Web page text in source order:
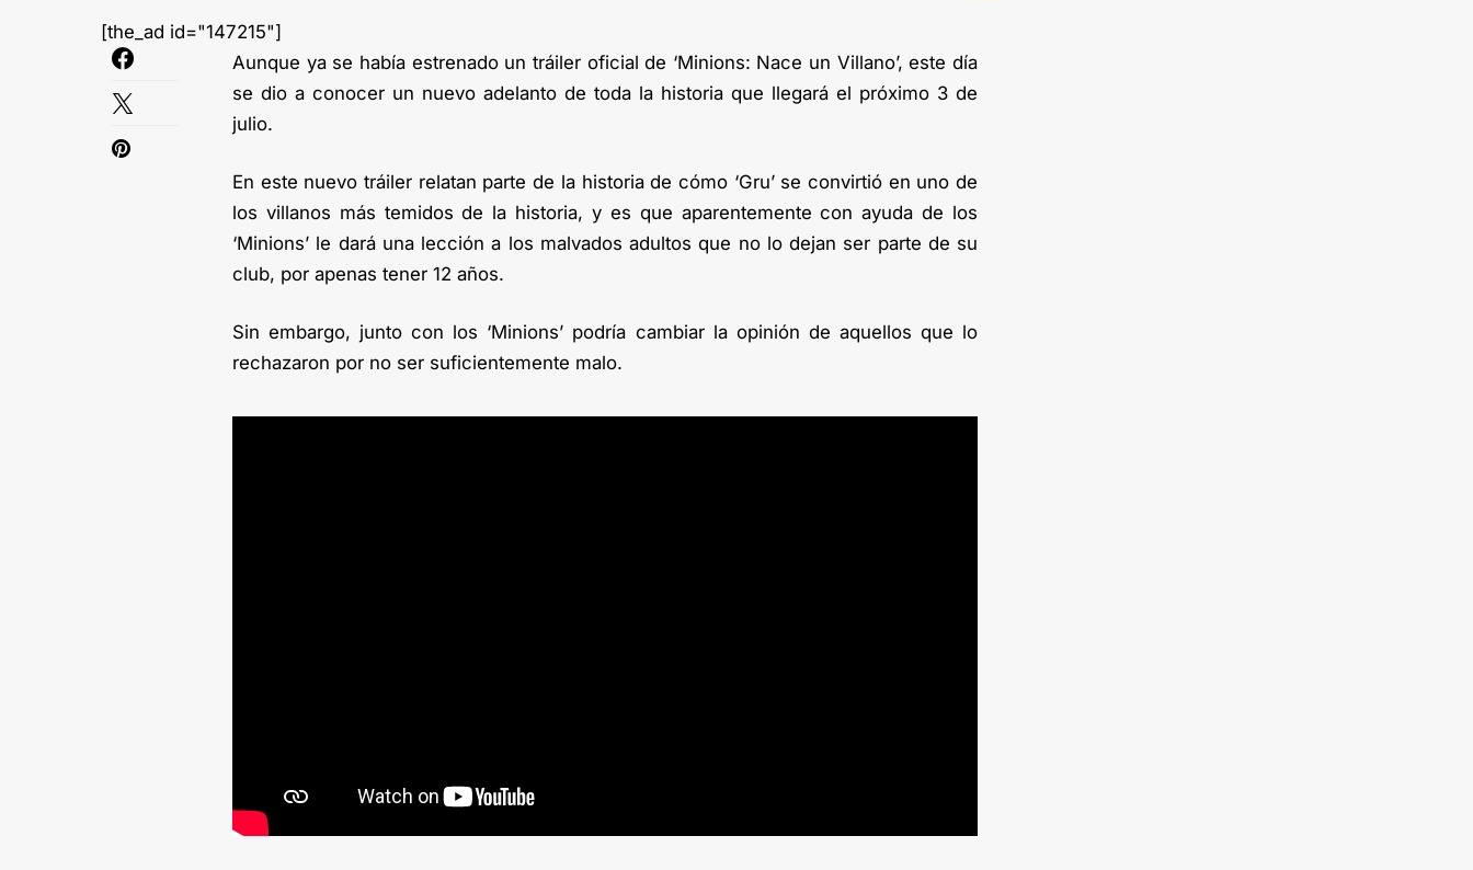
[the_ad id="147215"]
Aunque ya se había estrenado un tráiler oficial de ‘Minions: Nace un Villano’, este día
se dio a conocer un nuevo adelanto de toda la historia que llegará el próximo 3 de
julio.
En este nuevo tráiler relatan parte de la historia de cómo ‘Gru’ se convirtió en uno de
los villanos más temidos de la historia, y es que aparentemente con ayuda de los
‘Minions’ le dará una lección a los malvados adultos que no lo dejan ser parte de su
club, por apenas tener 12 años.
Sin embargo, junto con los ‘Minions’ podría cambiar la opinión de aquellos que lo
rechazaron por no ser suficientemente malo.